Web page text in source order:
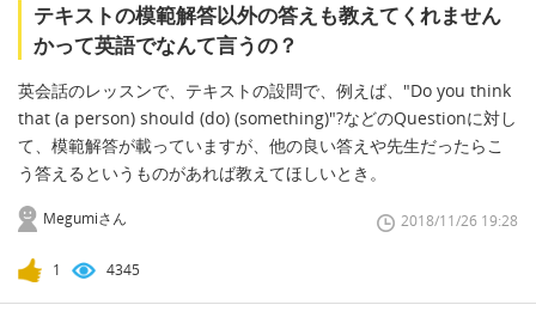
テキストの模範解答以外の答えも教えてくれません
かって英語でなんて言うの？
英会話のレッスンで、テキストの設問で、例えば、"Do you think
that (a person) should (do) (something)"?などのQuestionに対し
て、模範解答が載っていますが、他の良い答えや先生だったらこ
う答えるというものがあれば教えてほしいとき。
Megumiさん 2018/11/26 19:28
1 4345